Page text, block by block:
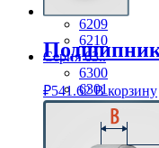
6209
6210
Серия 63..
6300
6301
6302
6303
Подшипник
₽541.62 В корзину